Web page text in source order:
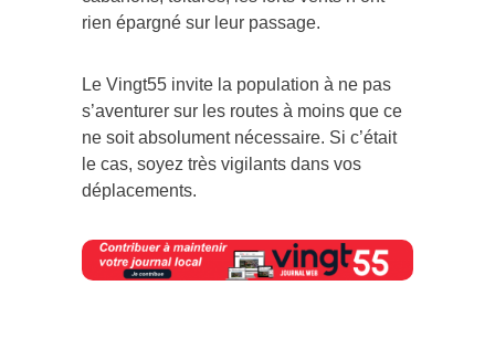
rien épargné sur leur passage.
Le Vingt55 invite la population à ne pas
s’aventurer sur les routes à moins que ce
ne soit absolument nécessaire. Si c’était
le cas, soyez très vigilants dans vos
déplacements.